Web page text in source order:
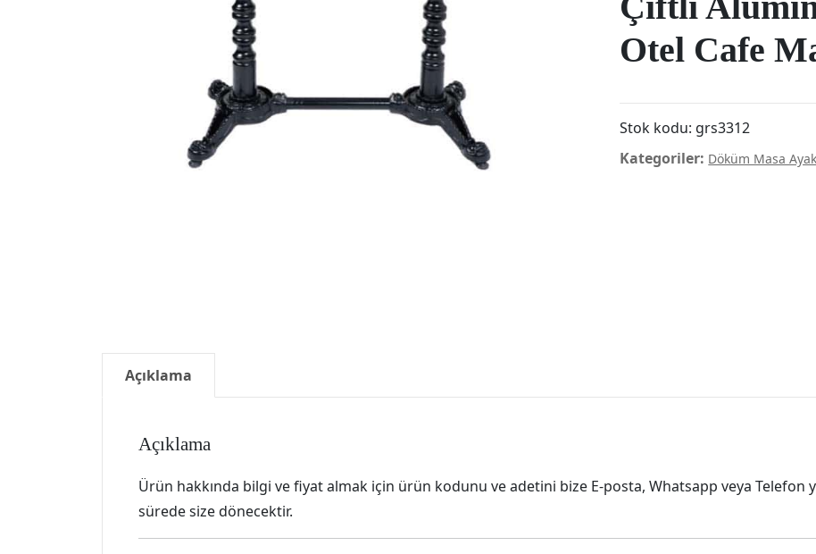
Otel Cafe
Stok kodu: grs3312
Kategoriler: Döküm Masa
Açıklama
Açıklama
Ürün hakkında bilgi ve fiyat almak için ürün kodunu ve adetini bize E-posta, Whatsapp veya Telefon
sürede size dönecektir.